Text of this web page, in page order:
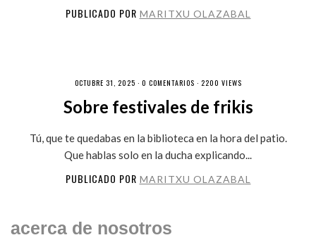
PUBLICADO POR MARITXU OLAZABAL
OCTUBRE 31, 2025 · 0 COMENTARIOS · 2200 VIEWS
Sobre festivales de frikis
Tú, que te quedabas en la biblioteca en la hora del patio.
Que hablas solo en la ducha explicando...
PUBLICADO POR MARITXU OLAZABAL
acerca de nosotros